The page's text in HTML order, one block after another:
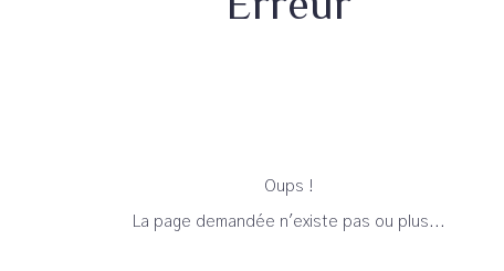
Oups !
La page demandée n'existe pas ou plus...